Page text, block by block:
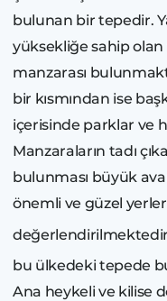
bulunan bir tepedir.
yüksekliğe sahip
manzarası
bir kısmından ise
içerisinde parklar ve
Manzaraların tadı
bulunması büyük
önemli ve güzel
bu ülkedeki tepede
Ana heykeli ve kilise